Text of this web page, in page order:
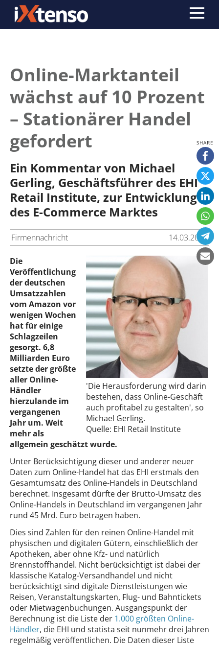
Online-Marktanteil
wächst auf 10 Prozent
– Stationärer Handel
gefordert
Ein Kommentar von Michael
Gerling, Geschäftsführer des EHI
Retail Institute, zur Entwicklung
des E-Commerce Marktes
Firmennachricht 14.03.2013
'Die Herausforderung wird darin
bestehen, dass Online-Geschäft
auch profitabel zu gestalten', so
Michael Gerling.
Quelle: EHI Retail Institute
Die
Veröffentlichung
der deutschen
Umsatzzahlen
vom Amazon vor
wenigen Wochen
hat für einige
Schlagzeilen
gesorgt. 6,8
Milliarden Euro
setzte der größte
aller Online-
Händler
hierzulande im
vergangenen
Jahr um. Weit
mehr als
allgemein geschätzt wurde.
Unter Berücksichtigung dieser und anderer neuer
Daten zum Online-Handel hat das EHI erstmals den
Gesamtumsatz des Online-Handels in Deutschland
berechnet. Insgesamt dürfte der Brutto-Umsatz des
Online-Handels in Deutschland im vergangenen Jahr
rund 45 Mrd. Euro betragen haben.
Dies sind Zahlen für den reinen Online-Handel mit
physischen und digitalen Gütern, einschließlich der
Apotheken, aber ohne Kfz- und natürlich
Brennstoffhandel. Nicht berücksichtigt ist dabei der
klassische Katalog-Versandhandel und nicht
berücksichtigt sind digitale Dienstleistungen wie
Reisen, Veranstaltungskarten, Flug- und Bahntickets
oder Mietwagenbuchungen. Ausgangspunkt der
Berechnung ist die Liste der 1.000 größten Online-
Händler, die EHI und statista seit nunmehr drei Jahren
regelmäßig veröffentlichen. Die Daten dieser Liste